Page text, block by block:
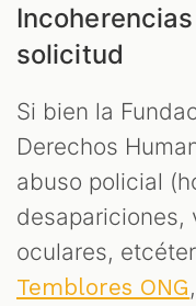
solicitud
Si bien la
Derechos
abuso policial
desapariciones,
oculares,
Temblores ONG